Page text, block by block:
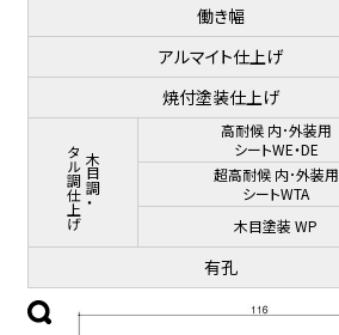
働き幅
アルマイト仕上げ
焼付塗装仕上げ
木目調・
メタル調仕上げ
高耐候 内･外装用
シートWE・DE
超高耐候 内･外装用
シートWTA
木目塗装 WP
有孔